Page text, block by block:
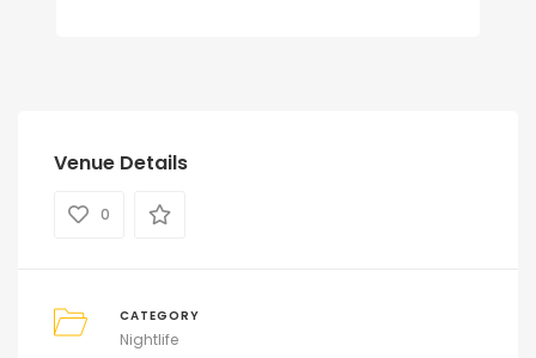
Venue Details
0
CATEGORY
Nightlife